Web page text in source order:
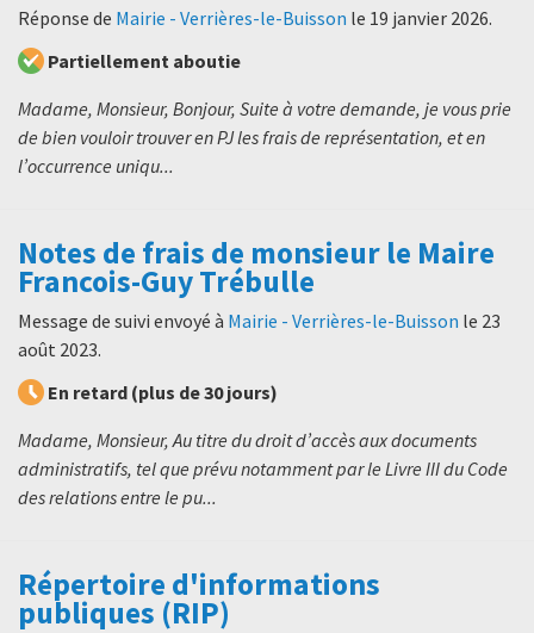
Réponse de Mairie - Verrières-le-Buisson le 19 janvier 2026.
Partiellement aboutie
Madame, Monsieur, Bonjour, Suite à votre demande, je vous prie
de bien vouloir trouver en PJ les frais de représentation, et en
l’occurrence uniqu...
Notes de frais de monsieur le Maire
Francois-Guy Trébulle
Message de suivi envoyé à Mairie - Verrières-le-Buisson le 23
août 2023.
En retard (plus de 30 jours)
Madame, Monsieur, Au titre du droit d’accès aux documents
administratifs, tel que prévu notamment par le Livre III du Code
des relations entre le pu...
Répertoire d'informations
publiques (RIP)